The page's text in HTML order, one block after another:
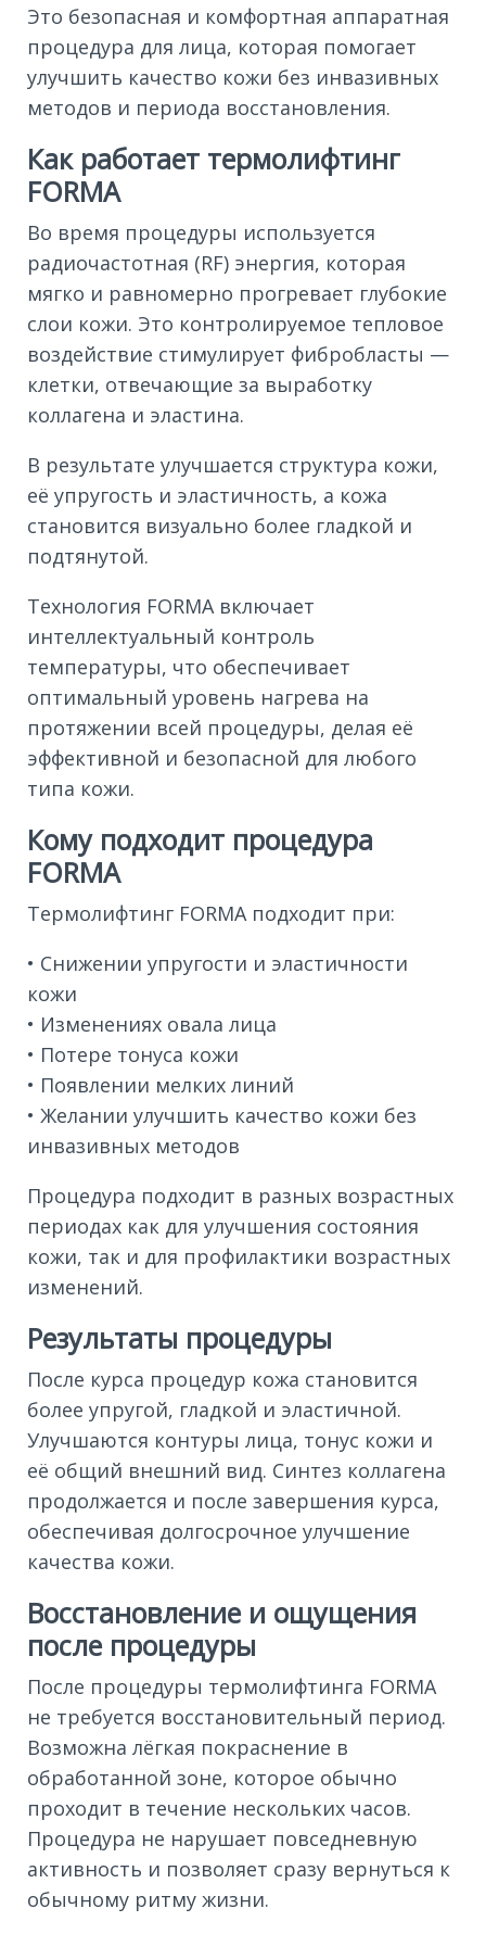
Это безопасная и комфортная аппаратная
процедура для лица, которая помогает
улучшить качество кожи без инвазивных
методов и периода восстановления.
Как работает термолифтинг
FORMA
Во время процедуры используется
радиочастотная (RF) энергия, которая
мягко и равномерно прогревает глубокие
слои кожи. Это контролируемое тепловое
воздействие стимулирует фибробласты —
клетки, отвечающие за выработку
коллагена и эластина.
В результате улучшается структура кожи,
её упругость и эластичность, а кожа
становится визуально более гладкой и
подтянутой.
Технология FORMA включает
интеллектуальный контроль
температуры, что обеспечивает
оптимальный уровень нагрева на
протяжении всей процедуры, делая её
эффективной и безопасной для любого
типа кожи.
Кому подходит процедура
FORMA
Термолифтинг FORMA подходит при:
• Снижении упругости и эластичности
кожи
• Изменениях овала лица
• Потере тонуса кожи
• Появлении мелких линий
• Желании улучшить качество кожи без
инвазивных методов
Процедура подходит в разных возрастных
периодах как для улучшения состояния
кожи, так и для профилактики возрастных
изменений.
Результаты процедуры
После курса процедур кожа становится
более упругой, гладкой и эластичной.
Улучшаются контуры лица, тонус кожи и
её общий внешний вид. Синтез коллагена
продолжается и после завершения курса,
обеспечивая долгосрочное улучшение
качества кожи.
Восстановление и ощущения
после процедуры
После процедуры термолифтинга FORMA
не требуется восстановительный период.
Возможна лёгкая покраснение в
обработанной зоне, которое обычно
проходит в течение нескольких часов.
Процедура не нарушает повседневную
активность и позволяет сразу вернуться к
обычному ритму жизни.